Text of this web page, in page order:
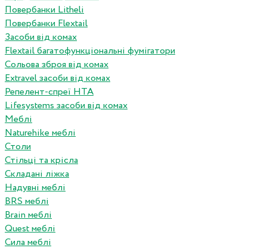
Повербанки Litheli
Повербанки Flextail
Засоби від комах
Flextail багатофункціональні фумігатори
Сольова зброя від комах
Extravel засоби від комах
Репелент-спреї HTA
Lifesystems засоби від комах
Меблі
Naturehike меблі
Столи
Стільці та крісла
Складані ліжка
Надувні меблі
BRS меблі
Brain меблі
Quest меблі
Сила меблі